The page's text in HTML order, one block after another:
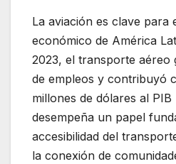
La aviación es clave para
económico de América
2023, el transporte aéreo
de empleos y contribuyó
millones de dólares al PIB
desempeña un papel
accesibilidad del
la conexión de